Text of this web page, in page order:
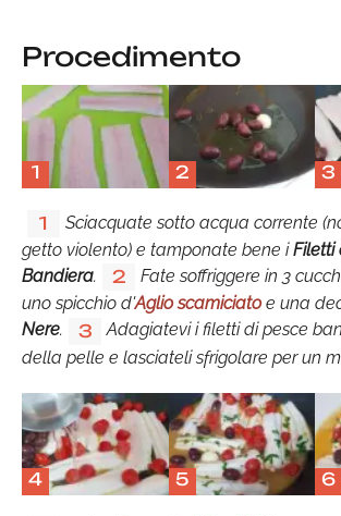
Procedimento
1 2 3
1
Sciacquate sotto acqua corrente
getto violento) e tamponate bene iFiletti
Bandiera. 2 Fate soffriggere in 3
uno spicchio d'Aglio scamiciatoe una
Nere. 3
Adagiatevi i filetti di pesce
della pelle e lasciateli sfrigolare per un
4 5 6